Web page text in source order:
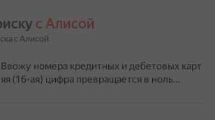
с Алисой
с Алисой
Ввожу номера кредитных и дебетовых карт
(16-ая) цифра превращается в ноль…